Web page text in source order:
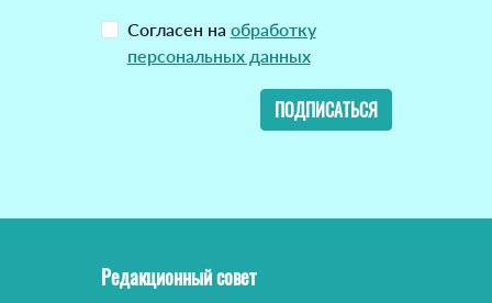
Согласен на обработку
персональных данных
ПОДПИСАТЬСЯ
Редакционный совет